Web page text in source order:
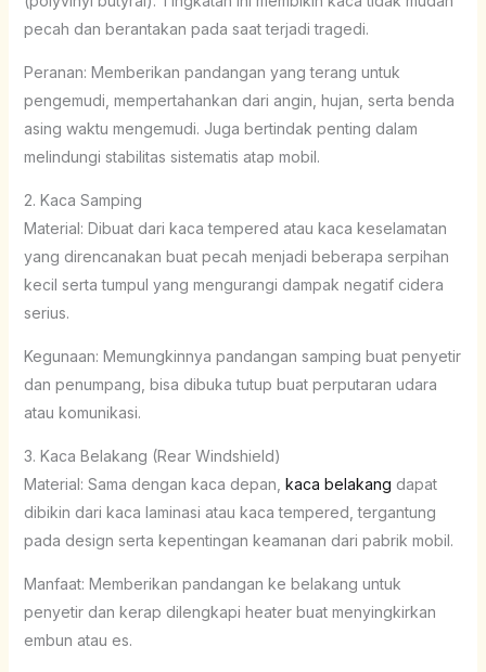
pecah dan berantakan pada saat terjadi tragedi.
Peranan: Memberikan pandangan yang terang untuk
pengemudi, mempertahankan dari angin, hujan, serta benda
asing waktu mengemudi. Juga bertindak penting dalam
melindungi stabilitas sistematis atap mobil.
2. Kaca Samping
Material: Dibuat dari kaca tempered atau kaca keselamatan
yang direncanakan buat pecah menjadi beberapa serpihan
kecil serta tumpul yang mengurangi dampak negatif cidera
serius.
Kegunaan: Memungkinnya pandangan samping buat penyetir
dan penumpang, bisa dibuka tutup buat perputaran udara
atau komunikasi.
3. Kaca Belakang (Rear Windshield)
Material: Sama dengan kaca depan, kaca belakang dapat
dibikin dari kaca laminasi atau kaca tempered, tergantung
pada design serta kepentingan keamanan dari pabrik mobil.
Manfaat: Memberikan pandangan ke belakang untuk
penyetir dan kerap dilengkapi heater buat menyingkirkan
embun atau es.